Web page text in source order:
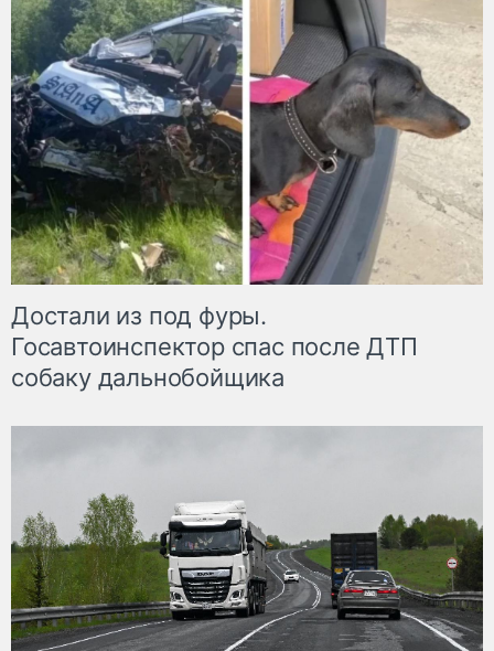
Достали из под фуры.
Госавтоинспектор спас после ДТП
собаку дальнобойщика